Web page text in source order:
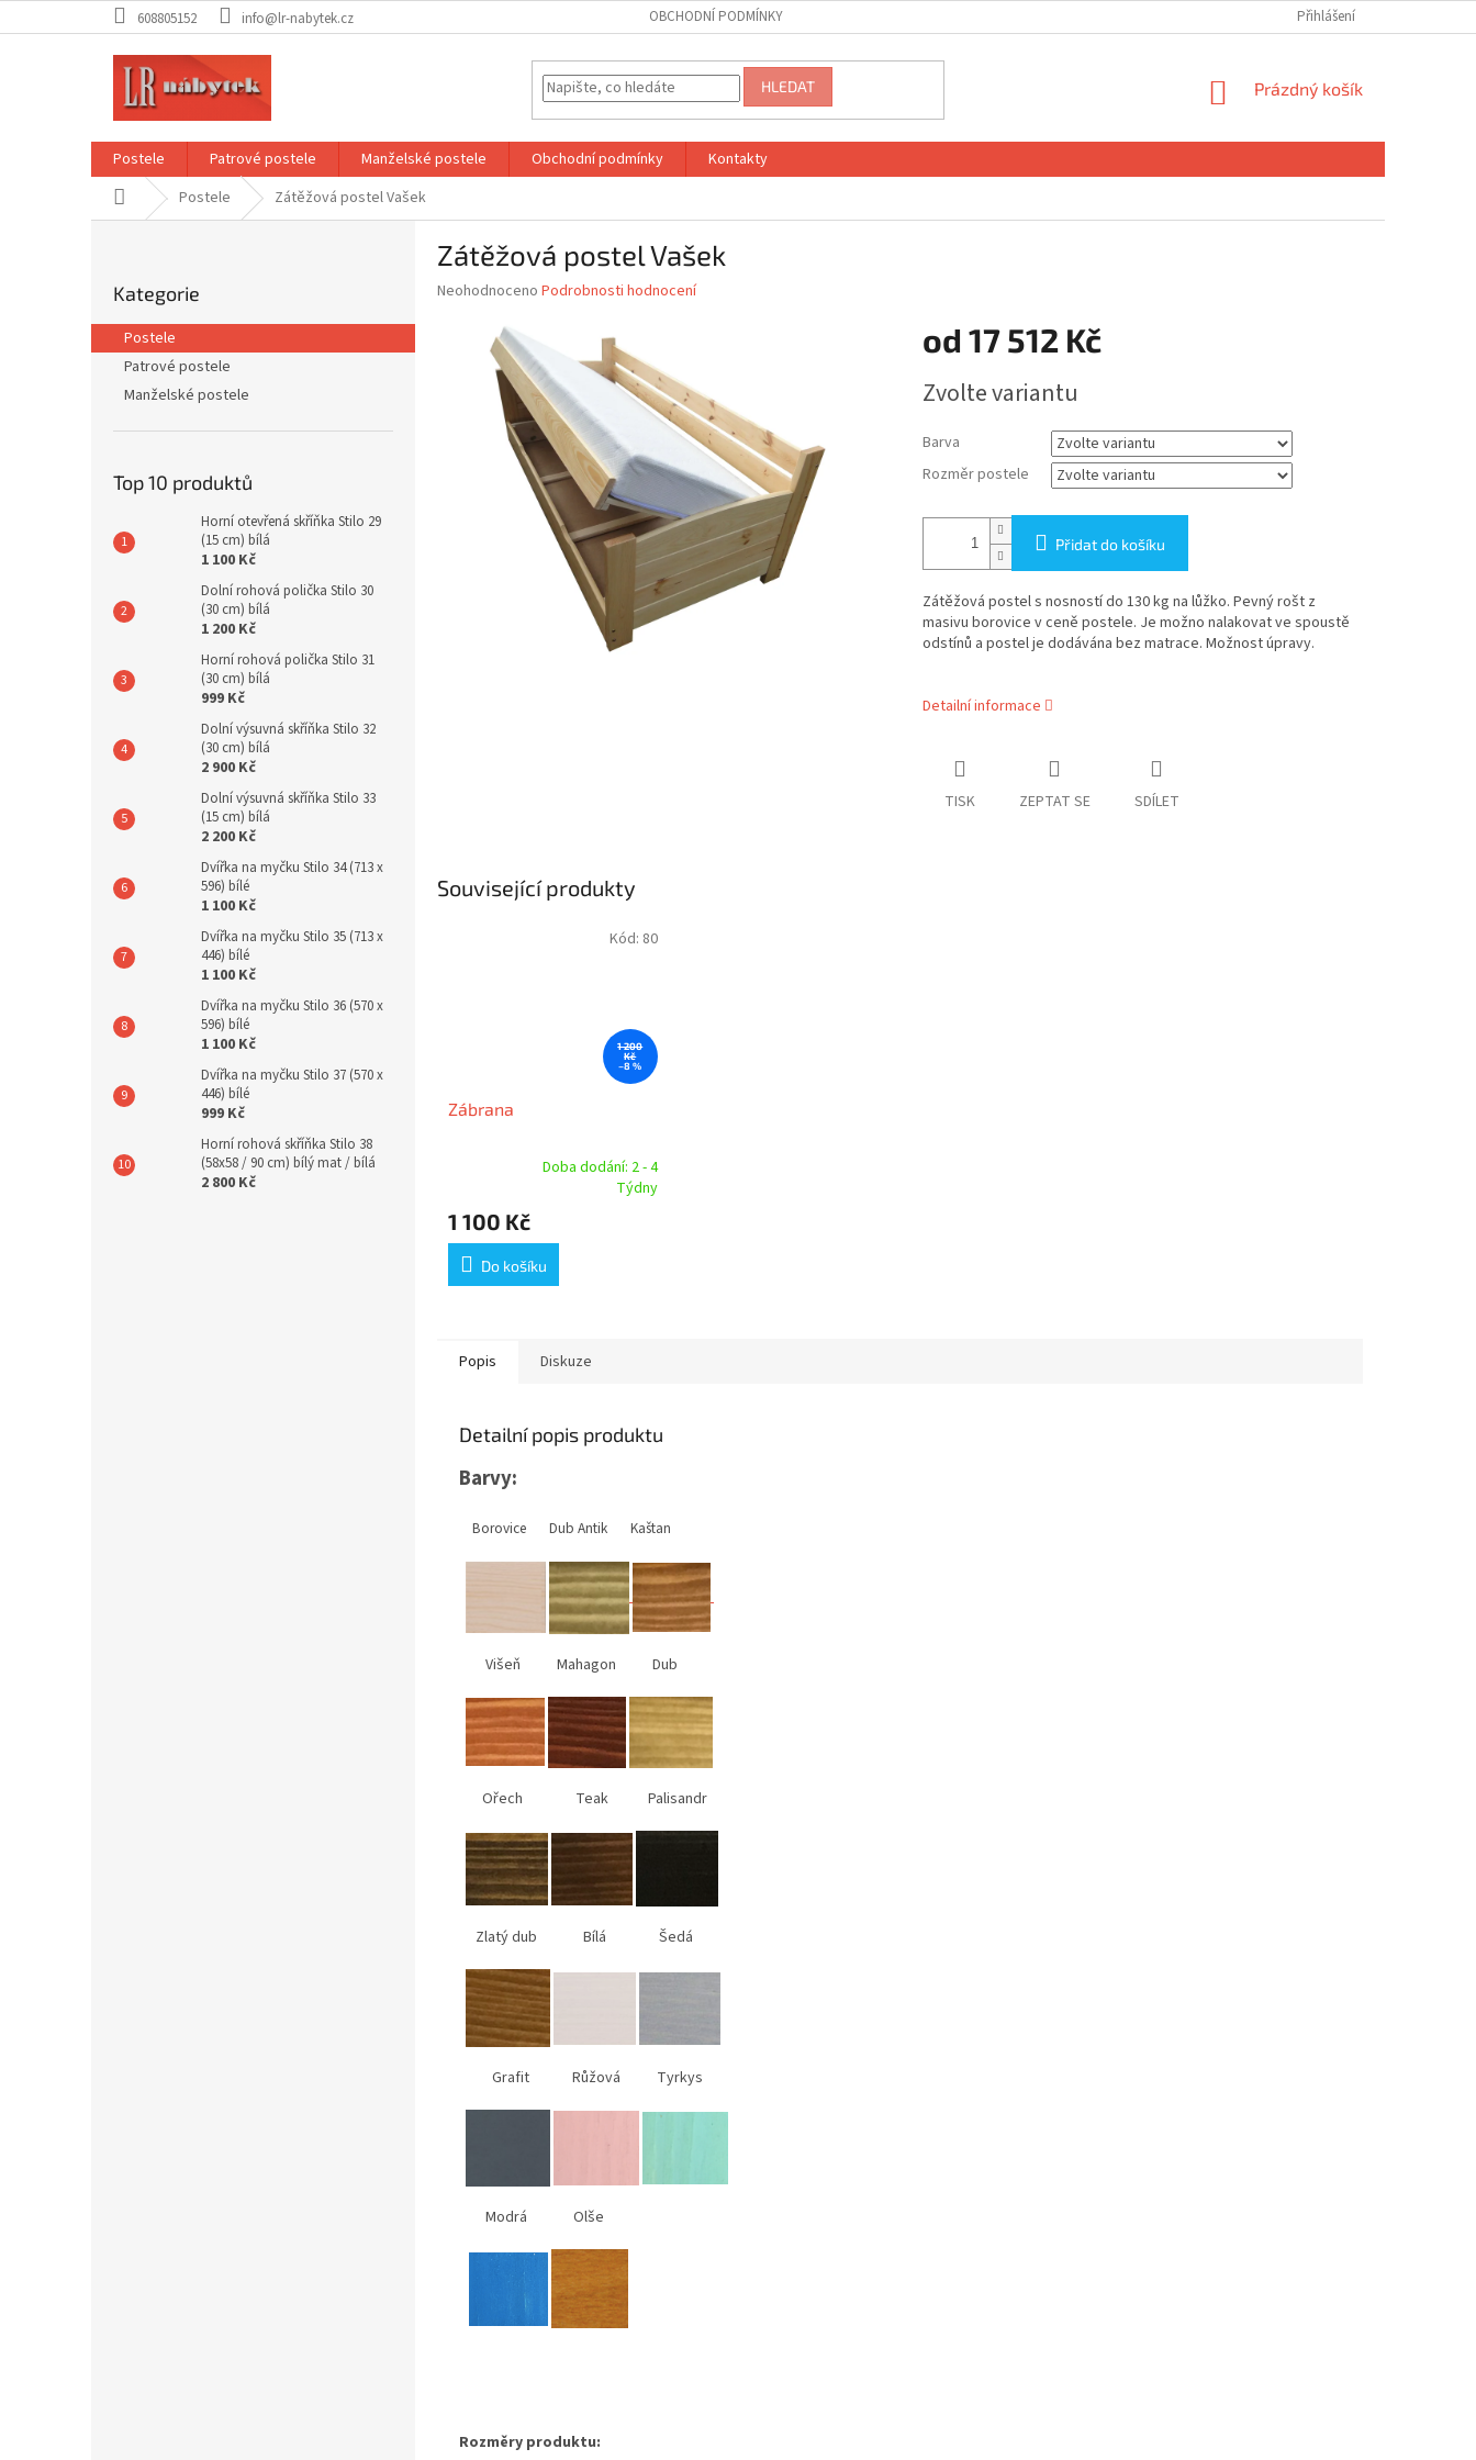
na
608805152 info@lr-nabytek.cz OBCHODNÍ PODMÍNKY Přihlášení
HLEDAT
NÁKUPNÍ
Prázdný košík
Postele Patrové postele Manželské postele Obchodní podmínky
Kontakty
Domů Postele Zátěžová postel Vašek
r
a
kategorie
Kategorie
Postele
Patrové postele
Manželské postele
Top 10 produktů
Horní otevřená skříňka Stilo 29
(15 cm) bílá
1 100 Kč
Dolní rohová polička Stilo 30
(30 cm) bílá
1 200 Kč
Horní rohová polička Stilo 31
(30 cm) bílá
999 Kč
Dolní výsuvná skříňka Stilo 32
(30 cm) bílá
2 900 Kč
Dolní výsuvná skříňka Stilo 33
(15 cm) bílá
2 200 Kč
Dvířka na myčku Stilo 34 (713 x
596) bílé
1 100 Kč
Dvířka na myčku Stilo 35 (713 x
446) bílé
1 100 Kč
Dvířka na myčku Stilo 36 (570 x
596) bílé
1 100 Kč
Dvířka na myčku Stilo 37 (570 x
446) bílé
999 Kč
Horní rohová skříňka Stilo 38
(58x58 / 90 cm) bílý mat / bílá
2 800 Kč
Zátěžová postel Vašek
Průměrné
produktu
hvězdiček.
Neohodnoceno Podrobnosti hodnocení
od 17 512 Kč
cena:
Zvolte variantu
Barva
Rozměr postele
Přidat do košíku
Zátěžová postel s nosností do 130 kg na lůžko. Pevný rošt z
masivu borovice v ceně postele. Je možno nalakovat ve spoustě
odstínů a postel je dodávána bez matrace. Možnost úpravy.
Detailní informace
TISK ZEPTAT SE SDÍLET
Související produkty
1 200
Kč
–8 %
Zábrana
produktu
je
4,6
z
Doba dodání: 2 - 4
Týdny
1 100 Kč
Do košíku
Kód: 80
Popis Diskuze
Detailní popis produktu
Barvy:
Borovice Dub Antik Kaštan
Višeň Mahagon Dub
Ořech Teak Palisandr
Zlatý dub Bílá Šedá
Grafit Růžová Tyrkys
Modrá Olše
Rozměry produktu: